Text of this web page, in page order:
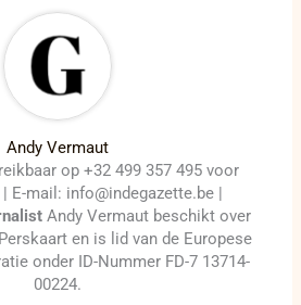
Andy Vermaut
op +32 499 357 495 voor
E-mail: info@indegazette.be |
Andy Vermaut beschikt over
en is lid van de Europese
onder ID-Nummer FD-7 13714-
00224.